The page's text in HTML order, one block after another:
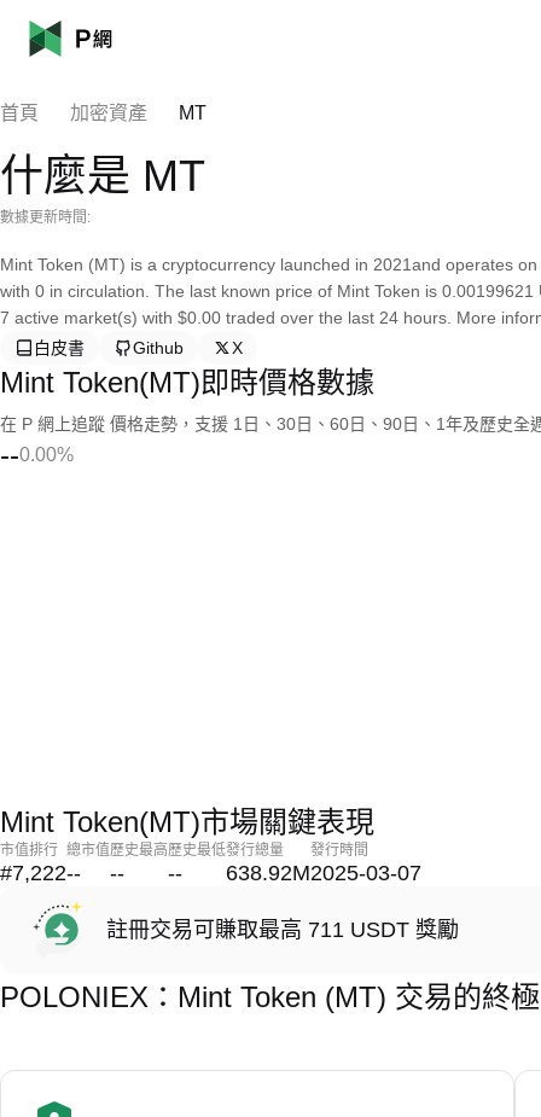
首頁 加密資產 MT
什麼是 MT
數據更新時間:
Mint Token (MT) is a cryptocurrency launched in 2021and operates
with 0 in circulation. The last known price of Mint Token is
7 active market(s) with $0.00 traded over the last 24 hours. More
白皮書
Github X
Mint Token(MT)即時價格數據
在 P 網上追蹤 價格走勢，支援 1日、30日、60日、90日、1年及歷史全
--0.00%
Mint Token(MT)市場關鍵表現
市值排行
#7,222
總市值
--
歷史最高
--
歷史最低
--
發行總量
638.92M
發行時間
2025-03-07
註冊交易可賺取最高 711 USDT 獎勵
POLONIEX：Mint Token (MT) 交易的終